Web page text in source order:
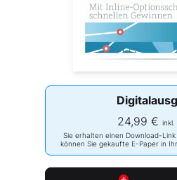
24,99 € inkl.
Sie erhalten einen Download-
können Sie gekaufte E-Paper in